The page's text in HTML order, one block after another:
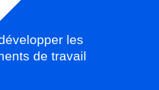
les
de travail